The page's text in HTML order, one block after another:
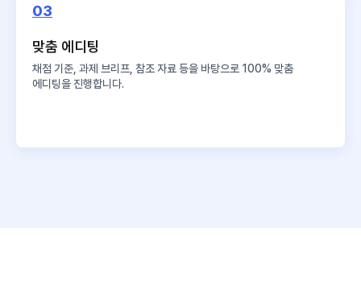
03
맞춤 에디팅
채점 기준, 과제 브리프, 참조 자료 등을 바탕으로 100% 맞춤
에디팅을 진행합니다.